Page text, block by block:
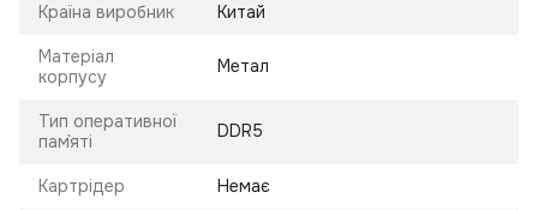
Країна виробник Китай
Матеріал
корпусу
Метал
Тип оперативної
пам`яті
DDR5
Картрідер Немає